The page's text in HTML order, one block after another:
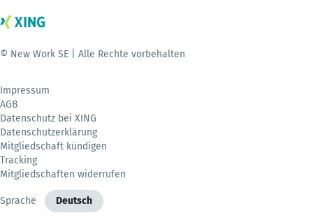
© New Work SE | Alle Rechte vorbehalten
Impressum
AGB
Datenschutz bei XING
Datenschutzerklärung
Mitgliedschaft kündigen
Tracking
Mitgliedschaften widerrufen
Sprache Deutsch